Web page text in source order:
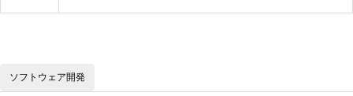
ソフトウェア開発